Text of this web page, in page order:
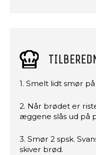
1. Smelt lidt smør
2. Når brødet er
æggene slås ud på
3. Smør 2 spsk.
skiver brød.